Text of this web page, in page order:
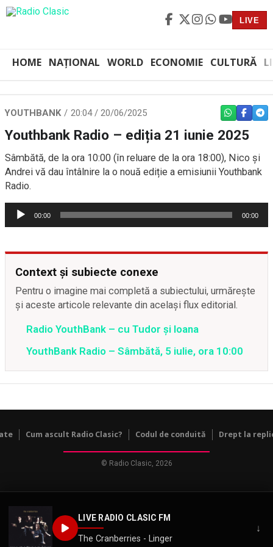
LIVE
HOME NAȚIONAL WORLD ECONOMIE CULTURĂ
LIVE RADIO CLASIC FM
The Cranberries - Linger
↓
YOUTHBANK 20:04 / 20/06/2025 WHATSAPP
Youthbank Radio – ediția 21 iunie 2025
Sâmbătă, de la ora 10:00 (în reluare de la ora 18:00), Nico și
Andrei vă dau întâlnire la o nouă ediție a emisiunii Youthbank
Radio.
Player
audio
00:00 00:00
Context și subiecte conexe
Pentru o imagine mai completă a subiectului, urmărește
și aceste articole relevante din același flux editorial.
Radio YouthBank – cu Tudor și Ioana
YouthBank Radio – Sâmbătă, 5 iulie, ora 10:00
Cum ascult Radio Clasic? Codul de conduită Drept la
© Radio Clasic, 2026